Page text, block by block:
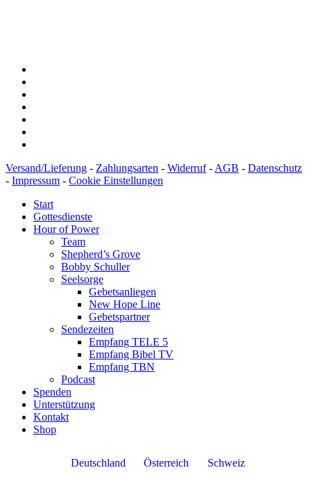
Versand/Lieferung - Zahlungsarten - Widerruf- AGB - Datenschutz
- Impressum - Cookie Einstellungen
Start
Gottesdienste
Hour of Power
Team
Shepherd’s Grove
Bobby Schuller
Seelsorge
Gebetsanliegen
New Hope Line
Gebetspartner
Sendezeiten
Empfang TELE 5
Empfang Bibel TV
Empfang TBN
Podcast
Spenden
Unterstützung
Kontakt
Shop
Deutschland Österreich Schweiz